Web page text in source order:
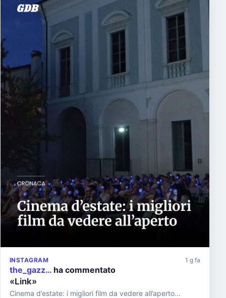
INSTAGRAM 1 g fa
the_gazz… ha commentato
«Link»
Cinema d’estate: i migliori film da vedere all’aperto...